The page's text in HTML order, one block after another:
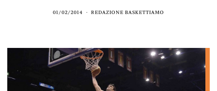
01/02/2014 REDAZIONE BASKETTIAMO